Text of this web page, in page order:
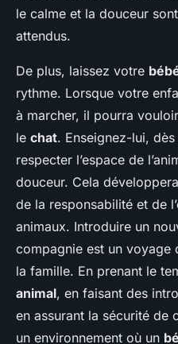
le calme et la douceur
attendus.
De plus, laissez votre
rythme. Lorsque votre
à marcher, il pourra
le chat. Enseignez-lui,
respecter l’espace de
douceur. Cela
de la responsabilité et de
animaux. Introduire un
compagnie est un voyage
la famille. En prenant le
animal, en faisant des
en assurant la sécurité de
un environnement où un